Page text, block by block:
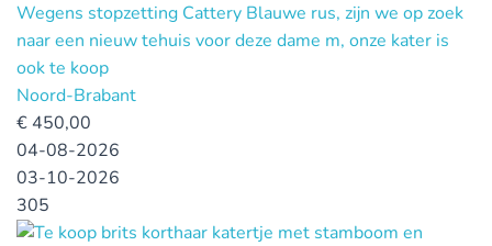
Wegens stopzetting Cattery Blauwe rus, zijn we op zoek
naar een nieuw tehuis voor deze dame m, onze kater is
ook te koop
Noord-Brabant
€ 450,00
04-08-2026
03-10-2026
305